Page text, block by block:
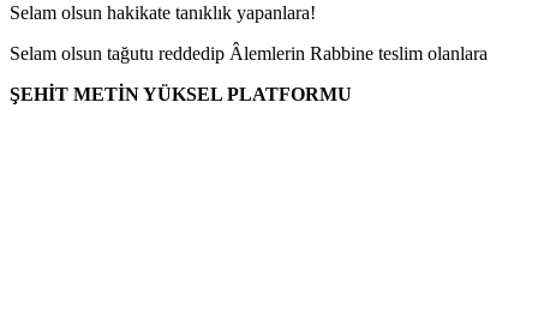
Selam olsun hakikate tanıklık yapanlara!
Selam olsun tağutu reddedip Âlemlerin Rabbine teslim olanlara
ŞEHİT METİN YÜKSEL PLATFORMU